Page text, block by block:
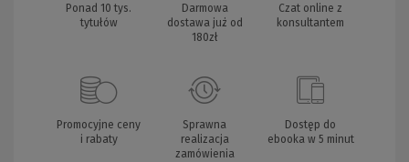
Ponad 10 tys.
tytułów
Darmowa
dostawa już od
180zł
Czat online z
konsultantem
Promocyjne ceny
i rabaty
Sprawna
realizacja
zamówienia
Dostęp do
ebooka w 5 minut